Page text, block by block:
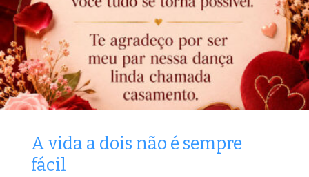
A vida a dois não é sempre
fácil